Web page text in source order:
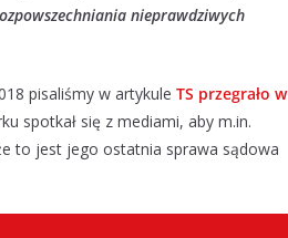
nieprawdziwych
pisaliśmy w artykule TS przegrało w
spotkał się z mediami, aby m.in.
to jest jego ostatnia sprawa sądowa